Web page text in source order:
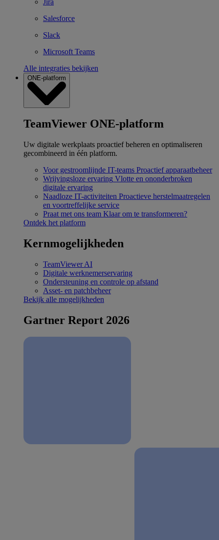
Jira
Salesforce
Slack
Microsoft Teams
Alle integraties bekijken
ONE-platform
TeamViewer ONE-platform
Uw digitale werkplaats proactief beheren en optimaliseren
gecombineerd in één platform.
Voor gestroomlijnde IT-teams Proactief apparaatbeheer
Wrijvingsloze ervaring Vlotte en ononderbroken
digitale ervaring
Naadloze IT-activiteiten Proactieve herstelmaatregelen
en voortreffelijke service
Praat met ons team Klaar om te transformeren?
Ontdek het platform
Kernmogelijkheden
TeamViewer AI
Digitale werknemerservaring
Ondersteuning en controle op afstand
Asset- en patchbeheer
Bekijk alle mogelijkheden
Gartner Report 2026